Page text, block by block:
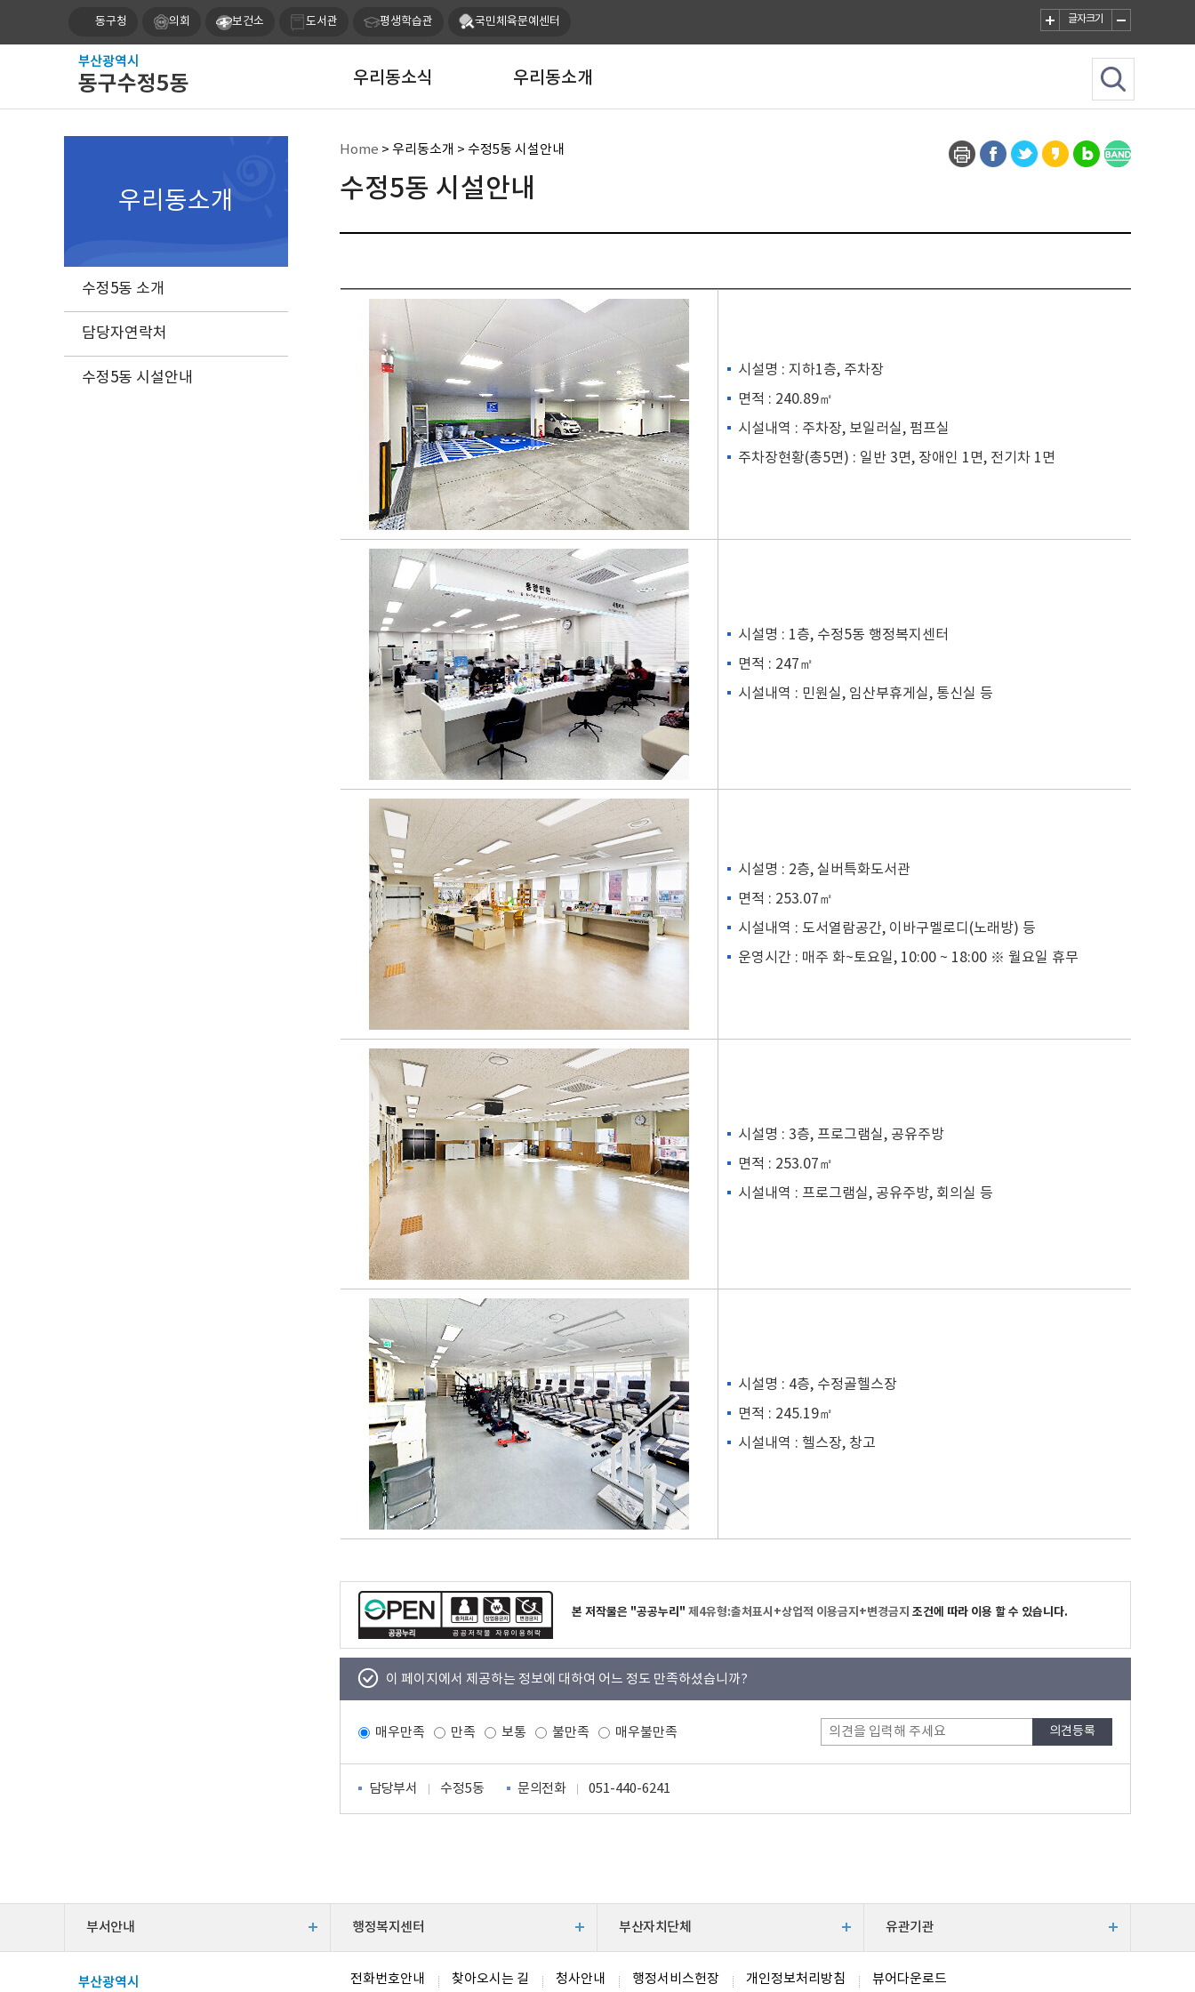
동구청 의회 보건소 도서관 평생학습관 국민체육문예센터 글자크기
우리동소식 우리동소개
우리동소개
수정5동 소개
담당자연락처
수정5동 시설안내
Home > 우리동소개 > 수정5동 시설안내
수정5동 시설안내
시설명 : 지하1층, 주차장
면적 : 240.89㎡
시설내역 : 주차장, 보일러실, 펌프실
주차장현황(총5면) : 일반 3면, 장애인 1면, 전기차 1면
시설명 : 1층, 수정5동 행정복지센터
면적 : 247㎡
시설내역 : 민원실, 임산부휴게실, 통신실 등
시설명 : 2층, 실버특화도서관
면적 : 253.07㎡
시설내역 : 도서열람공간, 이바구멜로디(노래방) 등
운영시간 : 매주 화~토요일, 10:00 ~ 18:00 ※ 월요일 휴무
시설명 : 3층, 프로그램실, 공유주방
면적 : 253.07㎡
시설내역 : 프로그램실, 공유주방, 회의실 등
시설명 : 4층, 수정골헬스장
면적 : 245.19㎡
시설내역 : 헬스장, 창고
본 저작물은 "공공누리" 제4유형:출처표시+상업적 이용금지+변경금지 조건에 따라 이용 할 수 있습니다.
이 페이지에서 제공하는 정보에 대하여 어느 정도 만족하셨습니까?
매우만족 만족 보통 불만족 매우불만족
담당부서 수정5동 문의전화 051-440-6241
부서안내 행정복지센터 부산자치단체 유관기관
전화번호안내 찾아오시는 길 청사안내 행정서비스헌장 개인정보처리방침 뷰어다운로드